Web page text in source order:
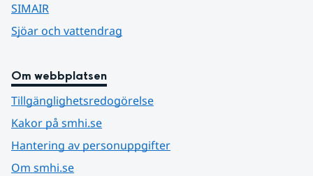
SIMAIR
Sjöar och vattendrag
Om webbplatsen
Tillgänglighetsredogörelse
Kakor på smhi.se
Hantering av personuppgifter
Om smhi.se